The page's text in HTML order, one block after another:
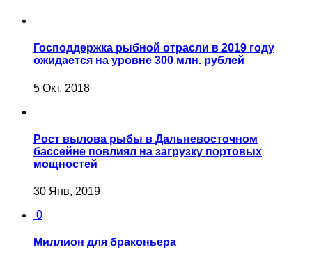
Господдержка рыбной отрасли в 2019 году
ожидается на уровне 300 млн. рублей
5 Окт, 2018
Рост вылова рыбы в Дальневосточном
бассейне повлиял на загрузку портовых
мощностей
30 Янв, 2019
0
Миллион для браконьера